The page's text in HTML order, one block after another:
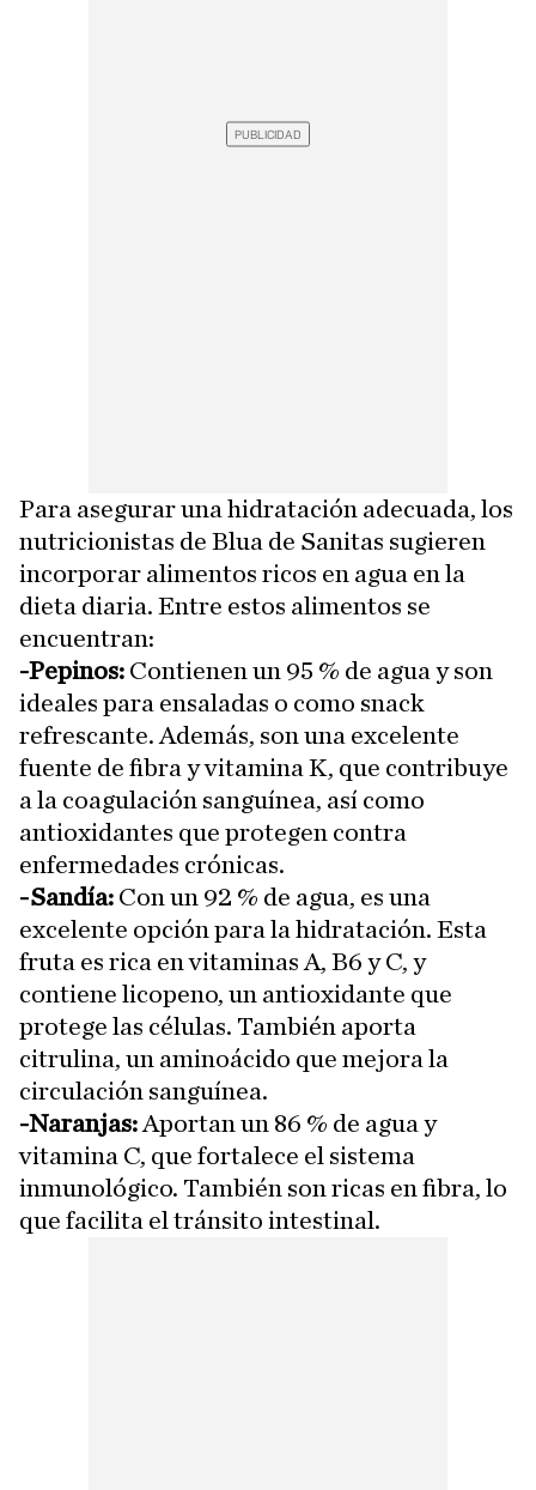
Para asegurar una hidratación adecuada, los
nutricionistas de Blua de Sanitas sugieren
incorporar alimentos ricos en agua en la
dieta diaria. Entre estos alimentos se
encuentran:
-Pepinos: Contienen un 95 % de agua y son
ideales para ensaladas o como snack
refrescante. Además, son una excelente
fuente de fibra y vitamina K, que contribuye
a la coagulación sanguínea, así como
antioxidantes que protegen contra
enfermedades crónicas.
-Sandía: Con un 92 % de agua, es una
excelente opción para la hidratación. Esta
fruta es rica en vitaminas A, B6 y C, y
contiene licopeno, un antioxidante que
protege las células. También aporta
citrulina, un aminoácido que mejora la
circulación sanguínea.
-Naranjas: Aportan un 86 % de agua y
vitamina C, que fortalece el sistema
inmunológico. También son ricas en fibra, lo
que facilita el tránsito intestinal.